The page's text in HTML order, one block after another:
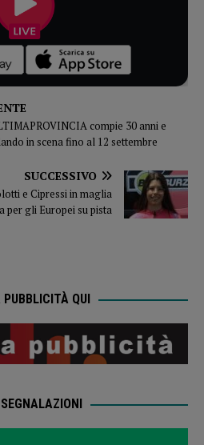
compie 30 anni e
in scena fino al 12 settembre
SUCCESSIVO
e Cipressi in maglia
per gli Europei su pista
QUI